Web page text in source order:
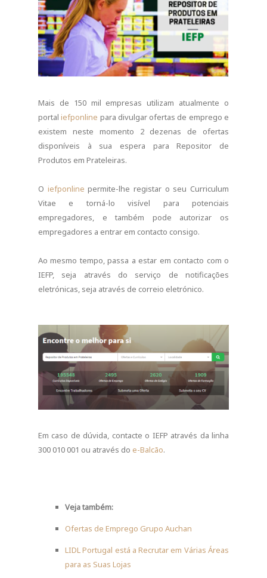
Mais de 150 mil empresas utilizam atualmente o
portaliefponline para divulgar ofertas de emprego e
existem neste momento 2 dezenas de ofertas
disponíveis à sua espera para Repositor de
Produtos em Prateleiras.
O iefponline permite-lhe registar o seu Curriculum
Vitae e torná-lo visível para potenciais
empregadores, e também pode autorizar os
empregadores a entrar em contacto consigo.
Ao mesmo tempo, passa a estar em contacto com o
IEFP, seja através do serviço de notificações
eletrónicas, seja através de correio eletrónico.
Em caso de dúvida, contacte o IEFP através da linha
300 010 001 ou através do e-Balcão.
Veja também:
Ofertas de Emprego Grupo Auchan
LIDL Portugal está a Recrutar em Várias Áreas
para as Suas Lojas